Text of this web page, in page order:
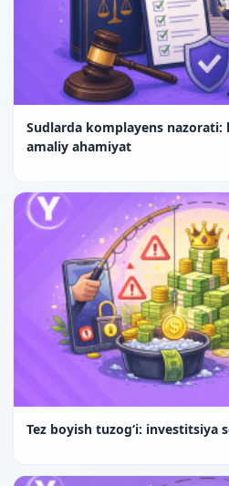
Sudlarda komplayens
amaliy ahamiyat
Tez boyish tuzog‘i: investitsiya